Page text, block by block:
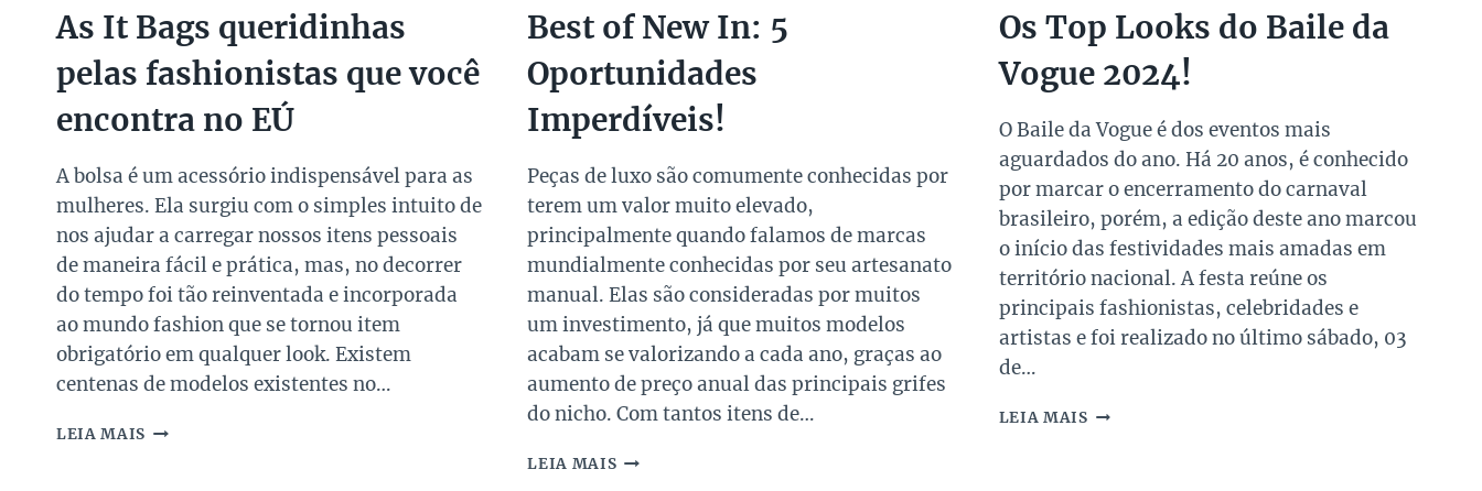
As It Bags queridinhas
pelas fashionistas que você
encontra no EÚ
A bolsa é um acessório indispensável para as
mulheres. Ela surgiu com o simples intuito de
nos ajudar a carregar nossos itens pessoais
de maneira fácil e prática, mas, no decorrer
do tempo foi tão reinventada e incorporada
ao mundo fashion que se tornou item
obrigatório em qualquer look. Existem
centenas de modelos existentes no…
LEIA MAIS AS
Best of New In: 5
Oportunidades
Imperdíveis!
Peças de luxo são comumente conhecidas por
terem um valor muito elevado,
principalmente quando falamos de marcas
mundialmente conhecidas por seu artesanato
manual. Elas são consideradas por muitos
um investimento, já que muitos modelos
acabam se valorizando a cada ano, graças ao
aumento de preço anual das principais grifes
do nicho. Com tantos itens de…
LEIA MAIS BEST
Os Top Looks do Baile da
Vogue 2024!
O Baile da Vogue é dos eventos mais
aguardados do ano. Há 20 anos, é conhecido
por marcar o encerramento do carnaval
brasileiro, porém, a edição deste ano marcou
o início das festividades mais amadas em
território nacional. A festa reúne os
principais fashionistas, celebridades e
artistas e foi realizado no último sábado, 03
de…
LEIA MAIS OS